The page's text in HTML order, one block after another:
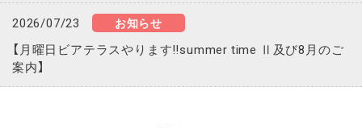
2026/07/23 お知らせ
【月曜日ビアテラスやります‼️summer time Ⅱ及び8月のご
案内】